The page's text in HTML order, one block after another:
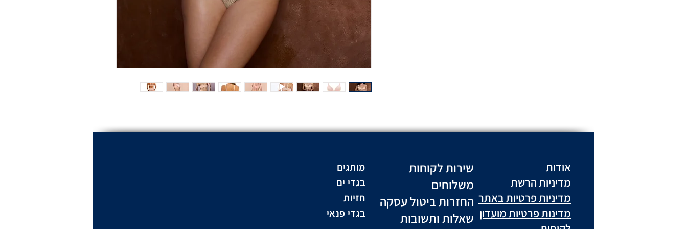
מותגים
בגדי ים
חזיות
בגדי פנאי
שירות לקוחות
משלוחים
החזרות ביטול עסקה
שאלות ותשובות
אודות
מדיניות הרשת
מדיניות פרטיות באתר
מדינות פרטיות מועדון